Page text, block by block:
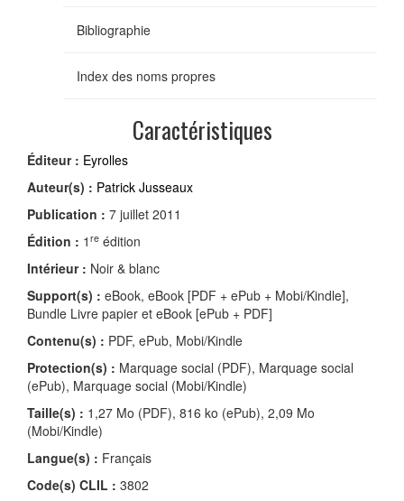
Bibliographie
Index des noms propres
Caractéristiques
Éditeur : Eyrolles
Auteur(s) : Patrick Jusseaux
Publication : 7 juillet 2011
Édition : 1 re édition
Intérieur : Noir & blanc
Support(s) : eBook, eBook [PDF + ePub + Mobi/Kindle],
Bundle Livre papier et eBook [ePub + PDF]
Contenu(s) : PDF, ePub, Mobi/Kindle
Protection(s) : Marquage social (PDF), Marquage social
(ePub), Marquage social (Mobi/Kindle)
Taille(s) : 1,27 Mo (PDF), 816 ko (ePub), 2,09 Mo
(Mobi/Kindle)
Langue(s) : Français
Code(s) CLIL : 3802